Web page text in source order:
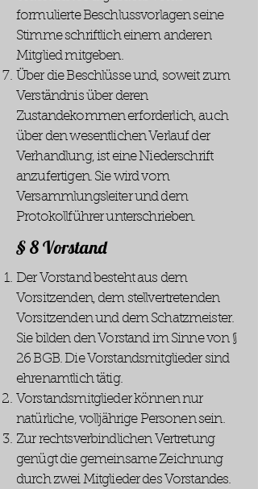
formulierte Beschlussvorlagen seine
Stimme schriftlich einem anderen
Mitglied mitgeben.
Über die Beschlüsse und, soweit zum
Verständnis über deren
Zustandekommen erforderlich, auch
über den wesentlichen Verlauf der
Verhandlung, ist eine Niederschrift
anzufertigen. Sie wird vom
Versammlungsleiter und dem
Protokollführer unterschrieben.
§ 8 Vorstand
Der Vorstand besteht aus dem
Vorsitzenden, dem stellvertretenden
Vorsitzenden und dem Schatzmeister.
Sie bilden den Vorstand im Sinne von §
26 BGB. Die Vorstandsmitglieder sind
ehrenamtlich tätig.
Vorstandsmitglieder können nur
natürliche, volljährige Personen sein.
Zur rechtsverbindlichen Vertretung
genügt die gemeinsame Zeichnung
durch zwei Mitglieder des Vorstandes.